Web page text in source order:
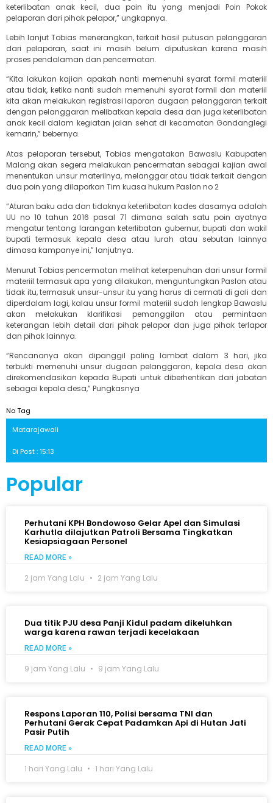
keterlibatan anak kecil, dua poin itu yang menjadi Poin Pokok
pelaporan dari pihak pelapor,” ungkapnya.
Lebih lanjut Tobias menerangkan, terkait hasil putusan pelanggaran
dari pelaporan, saat ini masih belum diputuskan karena masih
proses pendalaman dan pencermatan.
“Kita lakukan kajian apakah nanti memenuhi syarat formil materiil
atau tidak, ketika nanti sudah memenuhi syarat formil dan materiil
kita akan melakukan registrasi laporan dugaan pelanggaran terkait
dengan pelanggaran melibatkan kepala desa dan juga keterlibatan
anak kecil dalam kegiatan jalan sehat di kecamatan Gondanglegi
kemarin,” bebernya.
Atas pelaporan tersebut, Tobias mengatakan Bawaslu Kabupaten
Malang akan segera melakukan pencermatan sebagai kajian awal
menentukan unsur materilnya, melanggar atau tidak terkait dengan
dua poin yang dilaporkan Tim kuasa hukum Paslon no 2
“Aturan baku ada dan tidaknya keterlibatan kades dasarnya adalah
UU no 10 tahun 2016 pasal 71 dimana salah satu poin ayatnya
mengatur tentang larangan keterlibatan gubernur, bupati dan wakil
bupati termasuk kepala desa atau lurah atau sebutan lainnya
dimasa kampanye ini,” lanjutnya.
Menurut Tobias pencermatan melihat keterpenuhan dari unsur formil
materiil termasuk apa yang dilakukan, menguntungkan Paslon atau
tidak itu, termasuk unsur-unsur itu yang harus di cermati di gali dan
diperdalam lagi, kalau unsur formil materiil sudah lengkap Bawaslu
akan melakukan klarifikasi pemanggilan atau permintaan
keterangan lebih detail dari pihak pelapor dan juga pihak terlapor
dan pihak lainnya.
“Rencananya akan dipanggil paling lambat dalam 3 hari, jika
terbukti memenuhi unsur dugaan pelanggaran, kepala desa akan
direkomendasikan kepada Bupati untuk diberhentikan dari jabatan
sebagai kepala desa,” Pungkasnya
No Tag
Matarajawali
Di Post : 15:13
Popular
Perhutani KPH Bondowoso Gelar Apel dan Simulasi
Karhutla dilajutkan Patroli Bersama Tingkatkan
Kesiapsiagaan Personel
READ MORE »
2 jam Yang Lalu 2 jam Yang Lalu
Dua titik PJU desa Panji Kidul padam dikeluhkan
warga karena rawan terjadi kecelakaan
READ MORE »
9 jam Yang Lalu 9 jam Yang Lalu
Respons Laporan 110, Polisi bersama TNI dan
Perhutani Gerak Cepat Padamkan Api di Hutan Jati
Pasir Putih
READ MORE »
1 hari Yang Lalu 1 hari Yang Lalu